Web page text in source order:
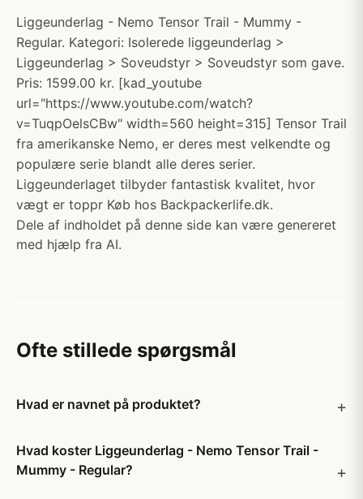
Liggeunderlag - Nemo Tensor Trail - Mummy -
Regular. Kategori: Isolerede liggeunderlag >
Liggeunderlag > Soveudstyr > Soveudstyr som gave.
Pris: 1599.00 kr. [kad_youtube
url="https://www.youtube.com/watch?
v=TuqpOelsCBw" width=560 height=315] Tensor Trail
fra amerikanske Nemo, er deres mest velkendte og
populære serie blandt alle deres serier.
Liggeunderlaget tilbyder fantastisk kvalitet, hvor
vægt er toppr Køb hos Backpackerlife.dk.
Dele af indholdet på denne side kan være genereret
med hjælp fra AI.
Ofte stillede spørgsmål
Hvad er navnet på produktet?
Hvad koster Liggeunderlag - Nemo Tensor Trail -
Mummy - Regular?